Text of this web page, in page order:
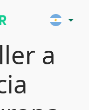
arrow_drop_down
a